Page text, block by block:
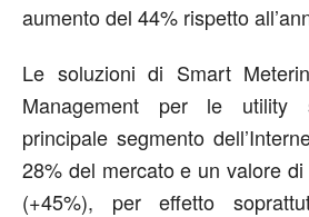
aumento del 44% rispetto
Le soluzioni di Smart
Management per le utility
principale segmento
28% del mercato e un valore
(+45%), per effetto